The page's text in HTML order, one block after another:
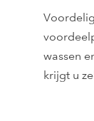
wassen
krijgt u